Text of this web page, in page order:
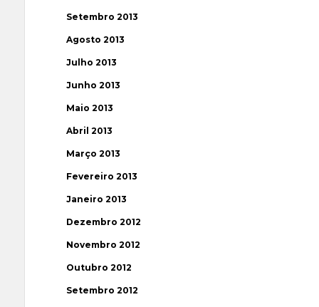
Setembro 2013
Agosto 2013
Julho 2013
Junho 2013
Maio 2013
Abril 2013
Março 2013
Fevereiro 2013
Janeiro 2013
Dezembro 2012
Novembro 2012
Outubro 2012
Setembro 2012